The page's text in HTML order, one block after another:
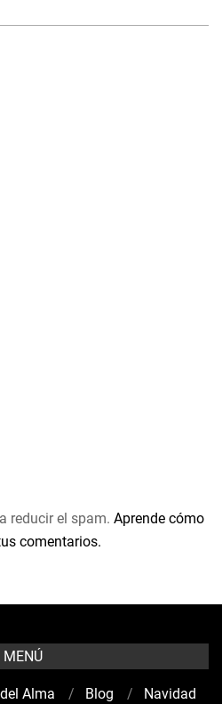
reducir el spam. Aprende cómo
comentarios.
MENÚ
Alma Blog
Navidad